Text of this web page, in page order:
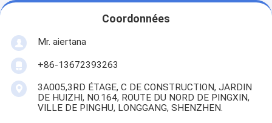
Coordonnées
Mr. aiertana
+86-13672393263
3A005,3RD ÉTAGE, C DE CONSTRUCTION, JARDIN
DE HUIZHI, NO.164, ROUTE DU NORD DE PINGXIN,
VILLE DE PINGHU, LONGGANG, SHENZHEN.